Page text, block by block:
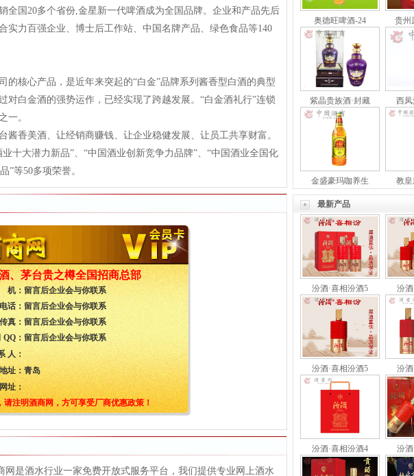
全国20多个省份,金星新一代啤酒成为全国品牌。企业和产品先后
实力百强企业、博士后工作站、中国名牌产品、绿色食品等140
核心产品，是近年来突起的“白金”品牌系列酱香型白酒的典型
对白金酒的强势运作，已经实现了跨越发展。“白金酒礼行”连锁
一。
酱香美酒、让经销商赚钱、让企业稳健发展、让员工共享财富。
十大潜力新品”、“中国酒业创新竞争力品牌”、“中国酒业全国化
”等50多项荣誉。
、茅台贵之樽全国招商总部
机： 留言后企业会与你联系
话： 留言后企业会与你联系
真： 留言后企业会与你联系
QQ：留言后企业会与你联系
人：
址：青岛
址：
请注明酒商网，方可享受厂商优惠政策！
是酒水行业一家免费开放式服务平台，我们提供专业网上酒水
奥德旺啤酒-24 贵州
紫晶贵族酒·封藏 西
金盛豪玛咖养生 教
最新产品
汾酒·喜相汾酒5 汾
汾酒·喜相汾酒5 汾
汾酒·喜相汾酒4 汾